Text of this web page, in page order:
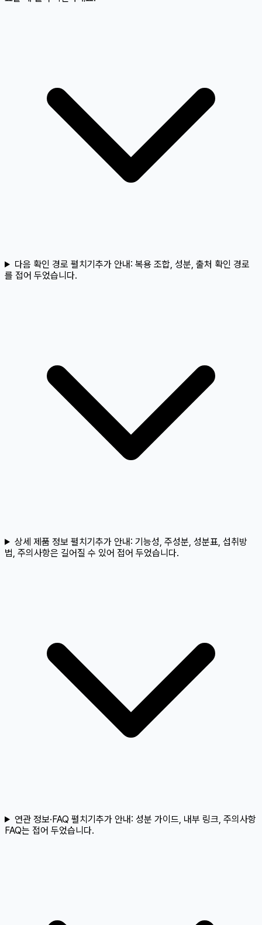
다음 확인 경로 펼치기추가 안내: 복용 조합, 성분, 출처 확인 경로
를 접어 두었습니다.
상세 제품 정보 펼치기추가 안내: 기능성, 주성분, 성분표, 섭취방
법, 주의사항은 길어질 수 있어 접어 두었습니다.
연관 정보·FAQ 펼치기추가 안내: 성분 가이드, 내부 링크, 주의사항
FAQ는 접어 두었습니다.